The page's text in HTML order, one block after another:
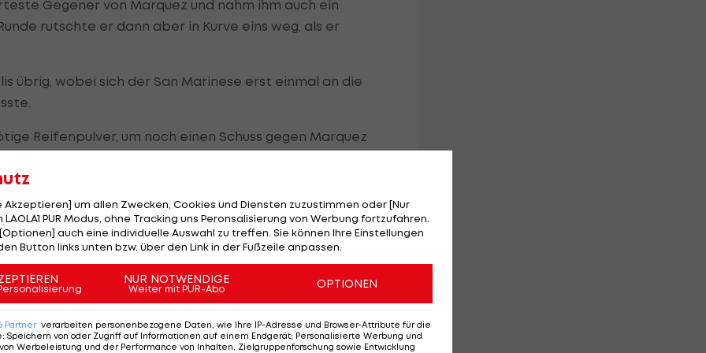
Gegener von Marquez und nahm ihm auch ein
rutschte er dann aber in Kurve eins weg, als er
übrig, wobei sich der San Marinese erst einmal an die
Reifenpulver, um noch einen Schuss gegen Marquez
halten und musste sich mit Rang drei begnügen.
Der Spanier hatte es im Regen-Qualifying
am Sonntag aber seine Trockenpace, um sich nach
Sturz, schließlich schaffte er es aber noch bis auf Platz
Führung in der Weltmeisterschaft stark an.
Akzeptieren] um allen Zwecken, Cookies und Diensten zuzustimmen oder [Nur
PUR Modus, ohne Tracking uns Peronsalisierung von Werbung fortzufahren.
auch eine individuelle Auswahl zu treffen. Sie können Ihre Einstellungen
Button links unten bzw. über den Link in der Fußzeile anpassen.
NUR NOTWENDIGE
Weiter mit PUR-Abo OPTIONEN
Partner verarbeiten personenbezogene Daten, wie Ihre IP-Adresse und Browser-Attribute für die
: Speichern von oder Zugriff auf Informationen auf einem Endgerät; Personalisierte Werbung und
Werbeleistung und der Performance von Inhalten, Zielgruppenforschung sowie Entwicklung